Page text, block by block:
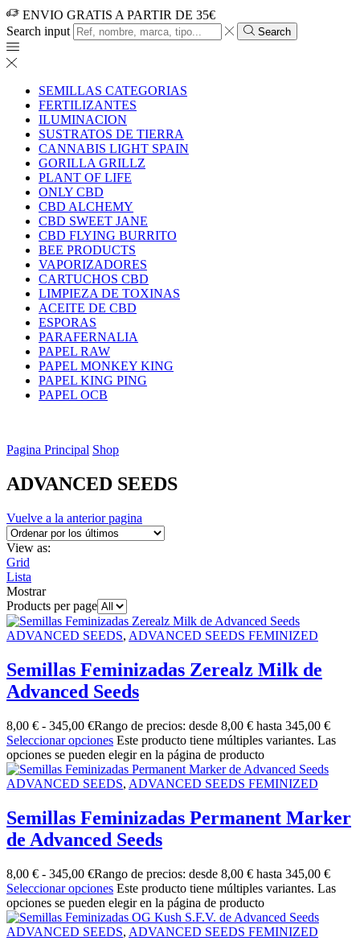
ENVIO GRATIS A PARTIR DE 35€
Search input
Search
SEMILLAS CATEGORIAS
FERTILIZANTES
ILUMINACION
SUSTRATOS DE TIERRA
CANNABIS LIGHT SPAIN
GORILLA GRILLZ
PLANT OF LIFE
ONLY CBD
CBD ALCHEMY
CBD SWEET JANE
CBD FLYING BURRITO
BEE PRODUCTS
VAPORIZADORES
CARTUCHOS CBD
LIMPIEZA DE TOXINAS
ACEITE DE CBD
ESPORAS
PARAFERNALIA
PAPEL RAW
PAPEL MONKEY KING
PAPEL KING PING
PAPEL OCB
Pagina Principal Shop
ADVANCED SEEDS
Vuelve a la anterior pagina
View as:
Grid
Lista
Mostrar
Products per page
ADVANCED SEEDS, ADVANCED SEEDS FEMINIZED
Semillas Feminizadas Zerealz Milk de
Advanced Seeds
8,00 € - 345,00 €Rango de precios: desde 8,00 € hasta 345,00 €
Seleccionar opciones Este producto tiene múltiples variantes. Las
opciones se pueden elegir en la página de producto
ADVANCED SEEDS, ADVANCED SEEDS FEMINIZED
Semillas Feminizadas Permanent Marker
de Advanced Seeds
8,00 € - 345,00 €Rango de precios: desde 8,00 € hasta 345,00 €
Seleccionar opciones Este producto tiene múltiples variantes. Las
opciones se pueden elegir en la página de producto
ADVANCED SEEDS, ADVANCED SEEDS FEMINIZED